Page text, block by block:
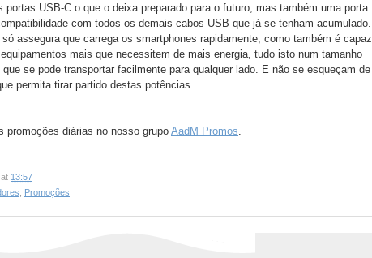
portas USB-C o que o deixa preparado para o futuro, mas também uma porta
com todos os demais cabos USB que já se tenham acumulado.
assegura que carrega os smartphones rapidamente, como também é capaz
mais que necessitem de mais energia, tudo isto num tamanho
se pode transportar facilmente para qualquer lado. E não se esqueçam de
permita tirar partido destas potências.
promoções diárias no nosso grupoAadM Promos
at 13:57
Promoções